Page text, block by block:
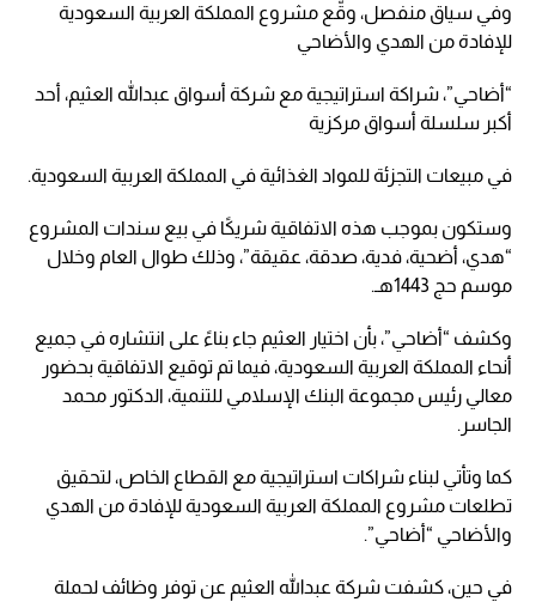
وفي سياق منفصل، وقّع مشروع المملكة العربية السعودية
للإفادة من الهدي والأضاحي
“أضاحي”، شراكة استراتيجية مع شركة أسواق عبدالله العثيم، أحد
أكبر سلسلة أسواق مركزية
في مبيعات التجزئة للمواد الغذائية في المملكة العربية السعودية.
وستكون بموجب هذه الاتفاقية شريكًا في بيع سندات المشروع
“هدي، أضحية، فدية، صدقة، عقيقة”، وذلك طوال العام وخلال
موسم حج 1443هـ.
وكشف “أضاحي”، بأن اختيار العثيم جاء بناءً على انتشاره في جميع
أنحاء المملكة العربية السعودية، فيما تم توقيع الاتفاقية بحضور
معالي رئيس مجموعة البنك الإسلامي للتنمية، الدكتور محمد
الجاسر.
كما وتأتي لبناء شراكات استراتيجية مع القطاع الخاص، لتحقيق
تطلعات مشروع المملكة العربية السعودية للإفادة من الهدي
والأضاحي “أضاحي”.
في حين، كشفت شركة عبدالله العثيم عن توفر وظائف لحملة